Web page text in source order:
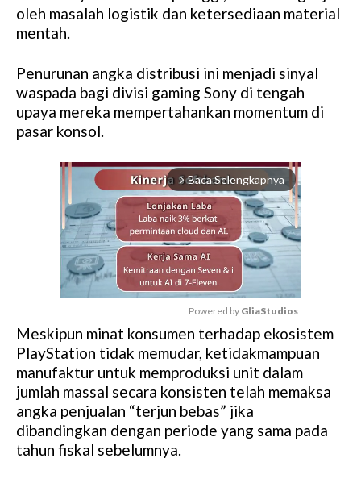
oleh masalah logistik dan ketersediaan material
mentah.
Penurunan angka distribusi ini menjadi sinyal
waspada bagi divisi gaming Sony di tengah
upaya mereka mempertahankan momentum di
pasar konsol.
arrow_forward_ios Baca Selengkapnya
M
u
t
e
Powered by GliaStudios
Meskipun minat konsumen terhadap ekosistem
PlayStation tidak memudar, ketidakmampuan
manufaktur untuk memproduksi unit dalam
jumlah massal secara konsisten telah memaksa
angka penjualan “terjun bebas” jika
dibandingkan dengan periode yang sama pada
tahun fiskal sebelumnya.